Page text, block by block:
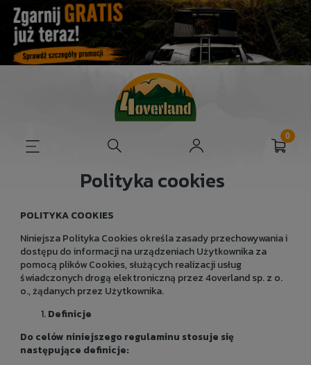
Polityka cookies
POLITYKA COOKIES
Niniejsza Polityka Cookies określa zasady przechowywania i
dostępu do informacji na urządzeniach Użytkownika za
pomocą plików Cookies, służących realizacji usług
świadczonych drogą elektroniczną przez 4overland sp. z o.
o., żądanych przez Użytkownika.
Definicje
Do celów niniejszego regulaminu stosuje się
następujące definicje: